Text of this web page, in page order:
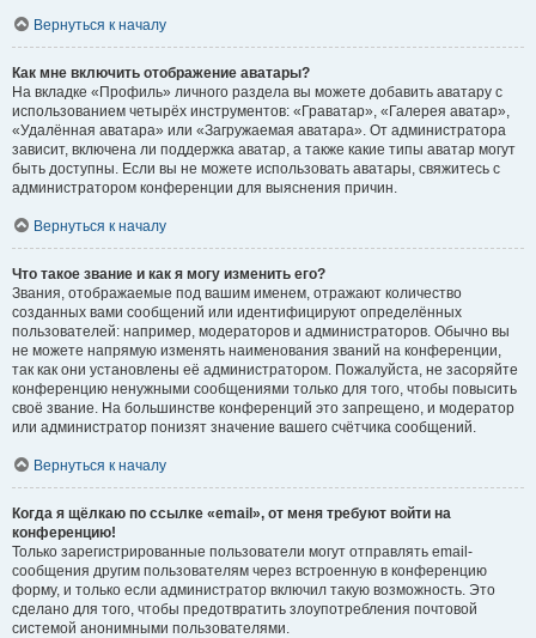
Вернуться к началу
Как мне включить отображение аватары?
На вкладке «Профиль» личного раздела вы можете добавить аватару с
использованием четырёх инструментов: «Граватар», «Галерея аватар»,
«Удалённая аватара» или «Загружаемая аватара». От администратора
зависит, включена ли поддержка аватар, а также какие типы аватар могут
быть доступны. Если вы не можете использовать аватары, свяжитесь с
администратором конференции для выяснения причин.
Вернуться к началу
Что такое звание и как я могу изменить его?
Звания, отображаемые под вашим именем, отражают количество
созданных вами сообщений или идентифицируют определённых
пользователей: например, модераторов и администраторов. Обычно вы
не можете напрямую изменять наименования званий на конференции,
так как они установлены её администратором. Пожалуйста, не засоряйте
конференцию ненужными сообщениями только для того, чтобы повысить
своё звание. На большинстве конференций это запрещено, и модератор
или администратор понизят значение вашего счётчика сообщений.
Вернуться к началу
Когда я щёлкаю по ссылке «email», от меня требуют войти на
конференцию!
Только зарегистрированные пользователи могут отправлять email-
сообщения другим пользователям через встроенную в конференцию
форму, и только если администратор включил такую возможность. Это
сделано для того, чтобы предотвратить злоупотребления почтовой
системой анонимными пользователями.